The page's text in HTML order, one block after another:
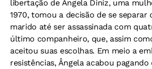
libertação de Ângela Diniz, uma
1970, tomou a decisão de se separar
marido até ser assassinada com
último companheiro, que, assim
aceitou suas escolhas. Em meio a
resistências, Ângela acabou